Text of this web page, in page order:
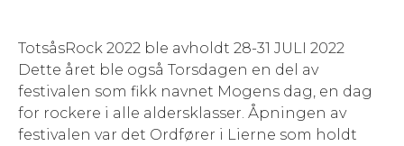
TotsåsRock 2022 ble avholdt 28-31 JULI 2022
Dette året ble også Torsdagen en del av
festivalen som fikk navnet Mogens dag, en dag
for rockere i alle aldersklasser. Åpningen av
festivalen var det Ordfører i Lierne som holdt